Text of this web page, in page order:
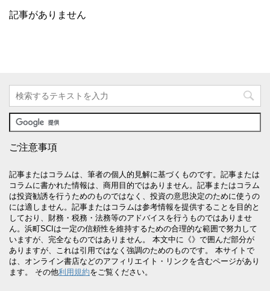
記事がありません
ご注意事項
記事またはコラムは、筆者の個人的見解に基づくものです。記事または
コラムに書かれた情報は、商用目的ではありません。記事またはコラム
は投資勧誘を行うためのものではなく、投資の意思決定のために使うの
には適しません。記事またはコラムは参考情報を提供することを目的と
しており、財務・税務・法務等のアドバイスを行うものではありませ
ん。浜町SCIは一定の信頼性を維持するための合理的な範囲で努力して
いますが、完全なものではありません。 本文中に《》で囲んだ部分が
ありますが、これは引用ではなく強調のためのものです。 本サイトで
は、オンライン書店などのアフィリエイト・リンクを含むページがあり
ます。 その他利用規約をご覧ください。